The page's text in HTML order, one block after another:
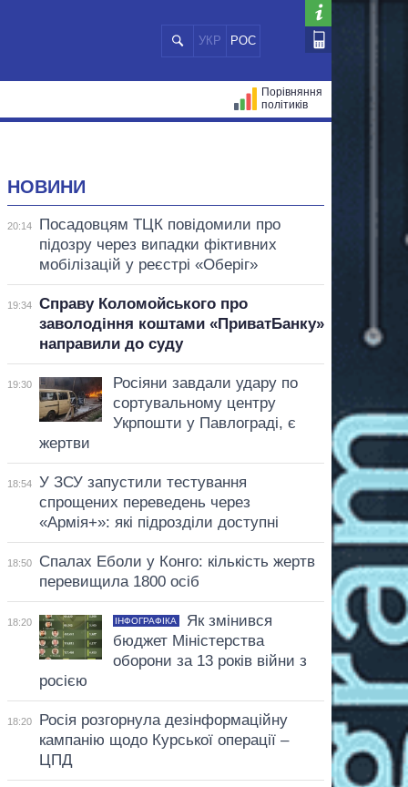
УКР РОС
Порівняння
політиків
НОВИНИ
20:14
Посадовцям ТЦК повідомили про
підозру через випадки фіктивних
мобілізацій у реєстрі «Оберіг»
19:34
Справу Коломойського про
заволодіння коштами «ПриватБанку»
направили до суду
19:30
Росіяни завдали удару по
сортувальному центру
Укрпошти у Павлограді, є
жертви
18:54
У ЗСУ запустили тестування
спрощених переведень через
«Армія+»: які підрозділи доступні
18:50
Спалах Еболи у Конго: кількість жертв
перевищила 1800 осіб
18:20 ІНФОГРАФІКА
Як змінився
бюджет Міністерства
оборони за 13 років війни з
росією
18:20
Росія розгорнула дезінформаційну
кампанію щодо Курської операції –
ЦПД